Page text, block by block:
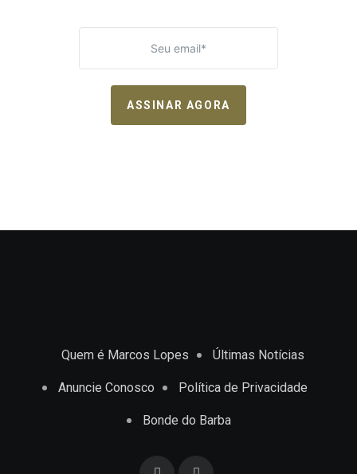
ASSINAR AGORA
Quem é Marcos Lopes Últimas Notícias
Anuncie Conosco Política de Privacidade
Bonde do Barba